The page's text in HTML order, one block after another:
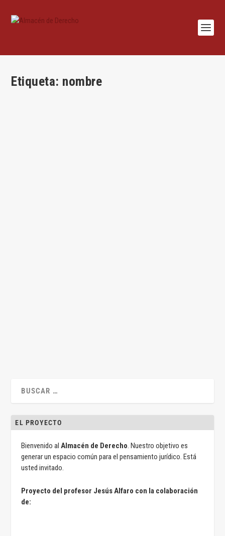
Etiqueta: nombre
EL PROYECTO
Bienvenido alAlmacén de Derecho. Nuestro objetivo es
generar un espacio común para el pensamiento jurídico. Está
usted invitado.
Proyecto del profesor Jesús Alfaro con la colaboración
de: